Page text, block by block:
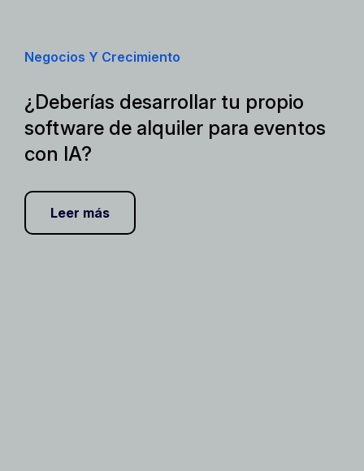
Negocios Y Crecimiento
¿Deberías desarrollar tu propio
software de alquiler para eventos
con IA?
Leer más